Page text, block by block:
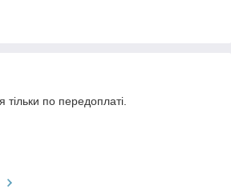
тільки по передоплаті.